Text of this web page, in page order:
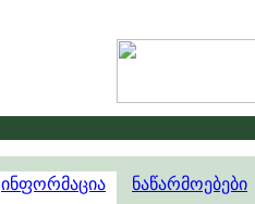
ინფორმაცია ნაწარმოებები